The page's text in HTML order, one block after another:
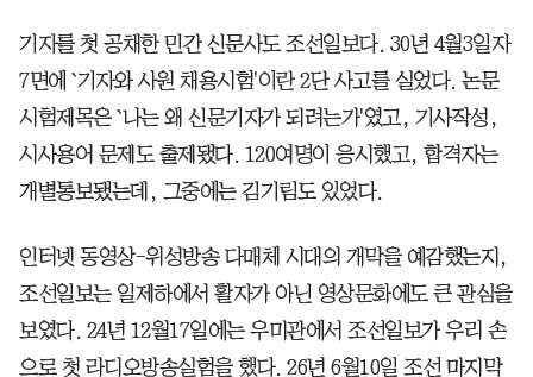
기자를 첫 공채한 민간 신문사도 조선일보다. 30년 4월3일자
7면에 `기자와 사원 채용시험'이란 2단 사고를 실었다. 논문
시험제목은 `나는 왜 신문기자가 되려는가'였고, 기사작성,
시사용어 문제도 출제됐다. 120여명이 응시했고, 합격자는
개별통보됐는데, 그중에는 김기림도 있었다.
인터넷 동영상-위성방송 다매체 시대의 개막을 예감했는지,
조선일보는 일제하에서 활자가 아닌 영상문화에도 큰 관심을
보였다. 24년 12월17일에는 우미관에서 조선일보가 우리 손
으로 첫 라디오방송실험을 했다. 26년 6월10일 조선 마지막